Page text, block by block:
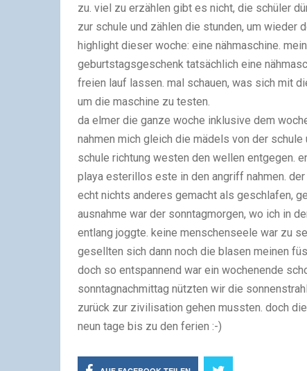
zu. viel zu erzählen gibt es nicht, die schüler
zur schule und zählen die stunden, um wieder
highlight dieser woche: eine nähmaschine.
geburtstagsgeschenk tatsächlich eine
freien lauf lassen. mal schauen, was sich mit
um die maschine zu testen.
da elmer die ganze woche inklusive dem
nahmen mich gleich die mädels von der
schule richtung westen den wellen entgegen.
playa esterillos este in den angriff nahmen.
echt nichts anderes gemacht als geschlafen,
ausnahme war der sonntagmorgen, wo ich in
entlang joggte. keine menschenseele war zu
gesellten sich dann noch die blasen meinen
doch so entspannend war ein wochenende
sonntagnachmittag nützten wir die
zurück zur zivilisation gehen mussten. doch
neun tage bis zu den ferien :-)